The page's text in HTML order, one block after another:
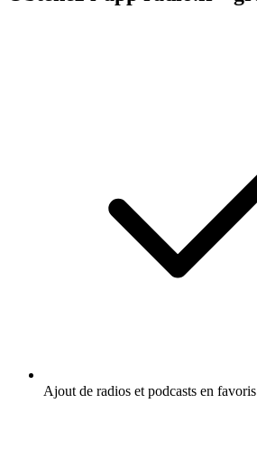
Ajout de radios et podcasts en favoris